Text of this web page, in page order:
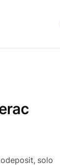
solo